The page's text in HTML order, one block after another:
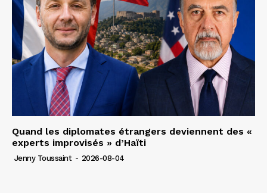
Quand les diplomates étrangers deviennent des «
experts improvisés » d’Haïti
Jenny Toussaint - 2026-08-04